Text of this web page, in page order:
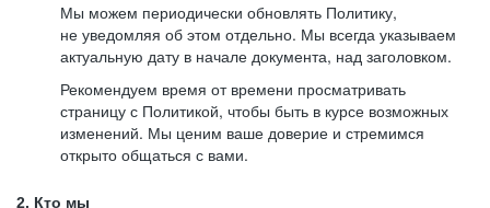
Мы можем периодически обновлять Политику,
не уведомляя об этом отдельно. Мы всегда указываем
актуальную дату в начале документа, над заголовком.
Рекомендуем время от времени просматривать
страницу с Политикой, чтобы быть в курсе возможных
изменений. Мы ценим ваше доверие и стремимся
открыто общаться с вами.
2. Кто мы